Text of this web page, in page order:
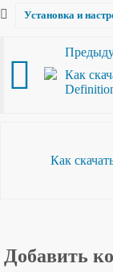
Установка и
Как
Как
Добавить